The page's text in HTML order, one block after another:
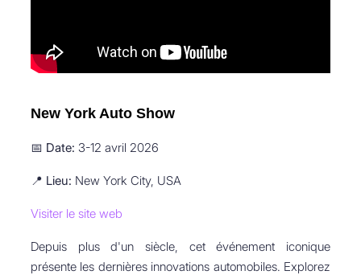
New York Auto Show
📅 Date: 3-12 avril 2026
📍 Lieu: New York City, USA
Visiter le site web
Depuis plus d'un siècle, cet événement iconique
présente les dernières innovations automobiles. Explorez